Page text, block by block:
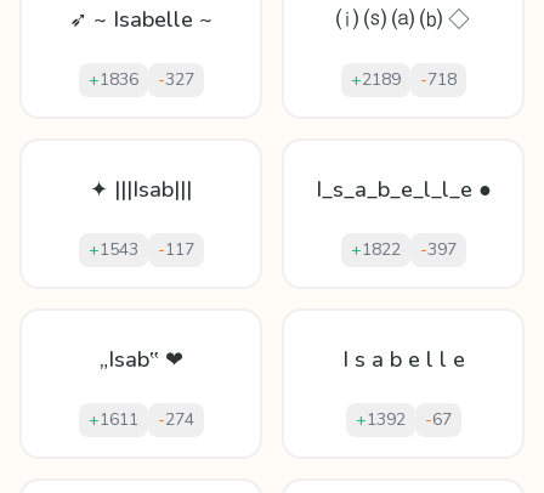
➶ ~ Isabelle ~
+1836 -327
⒤ ⒮ ⒜ ⒝ ◇
+2189 -718
✦ |||Isab|||
+1543 -117
I_s_a_b_e_l_l_e ●
+1822 -397
„Isab‟ ❤
+1611 -274
I s a b e l l e
+1392 -67